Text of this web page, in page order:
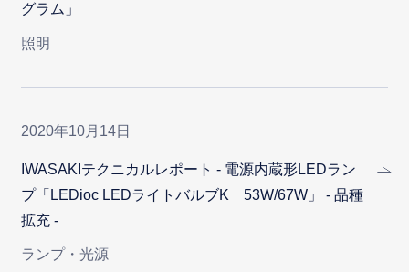
グラム」
照明
2020年10月14日
IWASAKIテクニカルレポート - 電源内蔵形LEDラン
プ「LEDioc LEDライトバルブK 53W/67W」 - 品種
拡充 -
ランプ・光源